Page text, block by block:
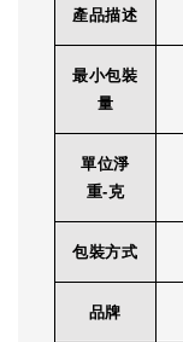
產品描述
最小包裝
量
單位淨
重-克
包裝方式
品牌